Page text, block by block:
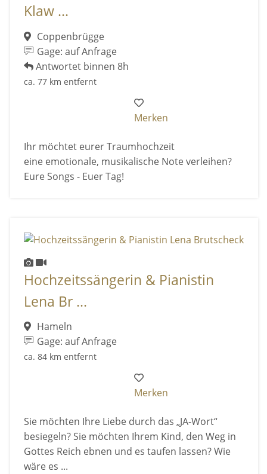
Klaw ...
Coppenbrügge
Gage: auf Anfrage
Antwortet binnen 8h
ca. 77 km entfernt
Merken
Ihr möchtet eurer Traumhochzeit
eine emotionale, musikalische Note verleihen?
Eure Songs - Euer Tag!
Hochzeitssängerin & Pianistin
Lena Br ...
Hameln
Gage: auf Anfrage
ca. 84 km entfernt
Merken
Sie möchten Ihre Liebe durch das „JA-Wort“
besiegeln? Sie möchten Ihrem Kind, den Weg in
Gottes Reich ebnen und es taufen lassen? Wie
wäre es ...